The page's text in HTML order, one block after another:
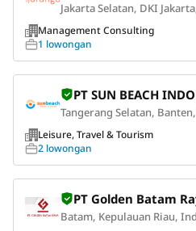
Jakarta Selatan, DKI
Management Consulting
1 lowongan
PT SUN BEACH
Tangerang Selatan,
Leisure, Travel & Tourism
2 lowongan
PT Golden Batam
Batam, Kepulauan Riau,